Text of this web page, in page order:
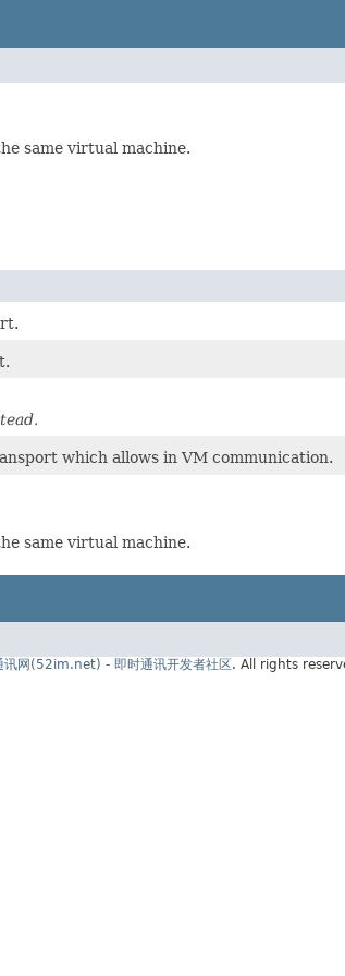
same virtual machine.
which allows in VM communication.
same virtual machine.
讯网(52im.net) - 即时通讯开发者社区. All rights